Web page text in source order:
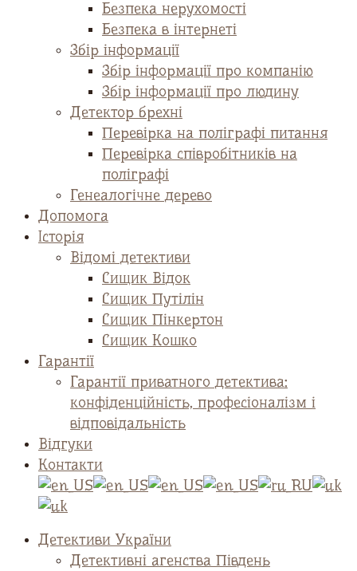
Безпека нерухомості
Безпека в інтернеті
Збір інформації
Збір інформації про компанію
Збір інформації про людину
Детектор брехні
Перевірка на поліграфі питання
Перевірка співробітників на
поліграфі
Генеалогічне дерево
Допомога
Історія
Відомі детективи
Сищик Відок
Сищик Путілін
Сищик Пінкертон
Сищик Кошко
Гарантії
Гарантії приватного детектива:
конфіденційність, професіоналізм і
відповідальність
Відгуки
Контакти
Детективи України
Детективні агенства Південь